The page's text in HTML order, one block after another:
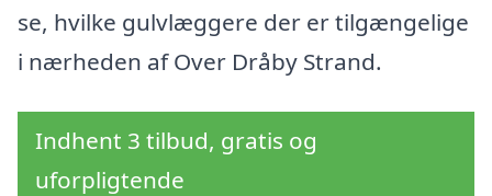
se, hvilke gulvlæggere der er tilgængelige
i nærheden af Over Dråby Strand.
Indhent 3 tilbud, gratis og
uforpligtende